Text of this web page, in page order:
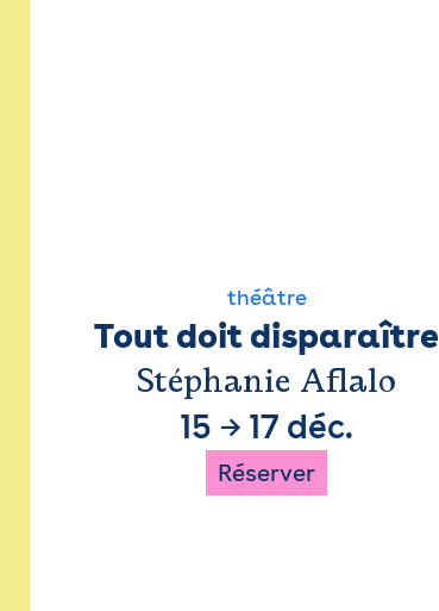
théâtre
Tout doit disparaître
Stéphanie Aflalo
15 → 17 déc.
Réserver